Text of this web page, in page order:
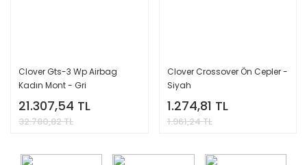
Clover Gts-3 Wp Airbag
Kadın Mont - Gri
21.307,54 TL
32.780,82 TL
Clover Crossover Ön Cepler -
Siyah
1.274,81 TL
1.961,24 TL